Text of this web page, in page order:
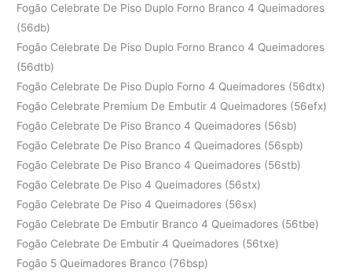
Fogão Celebrate De Piso Duplo Forno Branco 4 Queimadores
(56db)
Fogão Celebrate De Piso Duplo Forno Branco 4 Queimadores
(56dtb)
Fogão Celebrate De Piso Duplo Forno 4 Queimadores (56dtx)
Fogão Celebrate Premium De Embutir 4 Queimadores (56efx)
Fogão Celebrate De Piso Branco 4 Queimadores (56sb)
Fogão Celebrate De Piso Branco 4 Queimadores (56spb)
Fogão Celebrate De Piso Branco 4 Queimadores (56stb)
Fogão Celebrate De Piso 4 Queimadores (56stx)
Fogão Celebrate De Piso 4 Queimadores (56sx)
Fogão Celebrate De Embutir Branco 4 Queimadores (56tbe)
Fogão Celebrate De Embutir 4 Queimadores (56txe)
Fogão 5 Queimadores Branco (76bsp)